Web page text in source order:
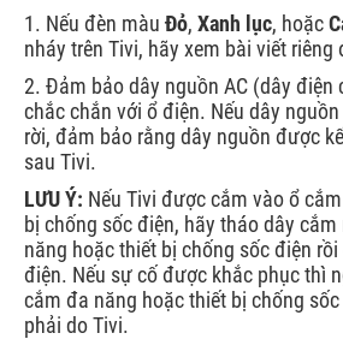
1. Nếu đèn màu Đỏ, Xanh lục, hoặc
nháy trên Tivi, hãy xem bài viết riêng
2. Đảm bảo dây nguồn AC (dây điện
chắc chắn với ổ điện. Nếu dây
rời, đảm bảo rằng dây nguồn được
sau Tivi.
LƯU Ý: Nếu Tivi được cắm vào ổ
bị chống sốc điện, hãy tháo dây
năng hoặc thiết bị chống sốc điện
điện. Nếu sự cố được khắc phục thì
cắm đa năng hoặc thiết bị chống
phải do Tivi.